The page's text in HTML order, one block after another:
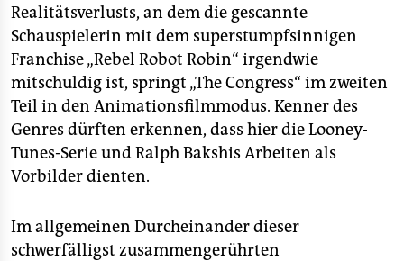
Realitätsverlusts, an dem die gescannte
Schauspielerin mit dem superstumpfsinnigen
Franchise „Rebel Robot Robin“ irgendwie
mitschuldig ist, springt „The Congress“ im zweiten
Teil in den Animationsfilmmodus. Kenner des
Genres dürften erkennen, dass hier die Looney-
Tunes-Serie und Ralph Bakshis Arbeiten als
Vorbilder dienten.
Im allgemeinen Durcheinander dieser
schwerfälligst zusammengerührten